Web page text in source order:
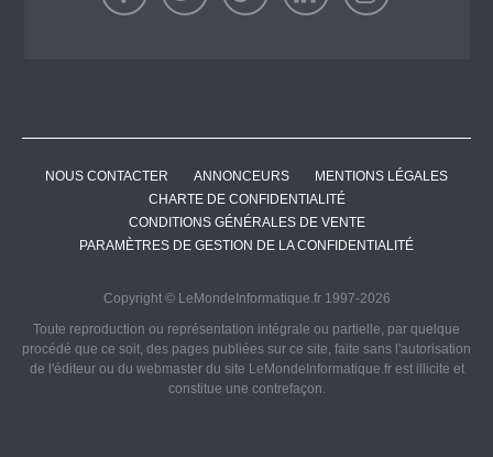
NOUS CONTACTER ANNONCEURS
MENTIONS LÉGALES
CHARTE DE CONFIDENTIALITÉ
CONDITIONS GÉNÉRALES DE VENTE
PARAMÈTRES DE GESTION DE LA CONFIDENTIALITÉ
Copyright © LeMondeInformatique.fr 1997-2026
Toute reproduction ou représentation intégrale ou partielle, par quelque
procédé que ce soit, des pages publiées sur ce site, faite sans l'autorisation
de l'éditeur ou du webmaster du site LeMondeInformatique.fr est illicite et
constitue une contrefaçon.